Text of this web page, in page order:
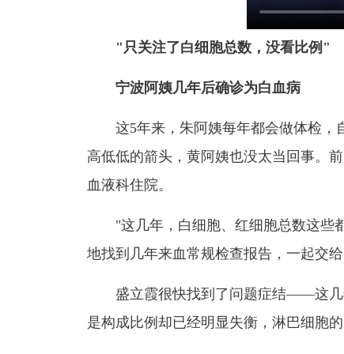
"只关注了白细胞总数，没看比例"
宁波阿姨几年后确诊为白血病
这5年来，朱阿姨每年都会做体检，
高低低的箭头，黄阿姨也没太当回事。
血液科住院。
"这几年，白细胞、红细胞总数这些
地找到几年来血常规检查报告，一起交给
盛立霞很快找到了问题症结——这
是构成比例却已经明显失衡，淋巴细胞的